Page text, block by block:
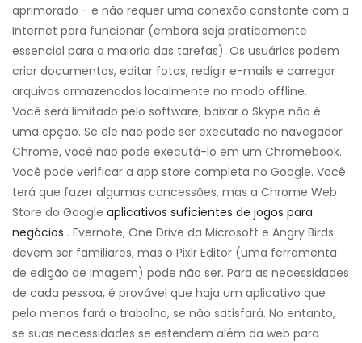
aprimorado - e não requer uma conexão constante com a
Internet para funcionar (embora seja praticamente
essencial para a maioria das tarefas). Os usuários podem
criar documentos, editar fotos, redigir e-mails e carregar
arquivos armazenados localmente no modo offline.
Você será limitado pelo software; baixar o Skype não é
uma opção. Se ele não pode ser executado no navegador
Chrome, você não pode executá-lo em um Chromebook.
Você pode verificar a app store completa no Google. Você
terá que fazer algumas concessões, mas a Chrome Web
Store do Google aplicativos suficientes de jogos para
negócios . Evernote, One Drive da Microsoft e Angry Birds
devem ser familiares, mas o Pixlr Editor (uma ferramenta
de edição de imagem) pode não ser. Para as necessidades
de cada pessoa, é provável que haja um aplicativo que
pelo menos fará o trabalho, se não satisfará. No entanto,
se suas necessidades se estendem além da web para